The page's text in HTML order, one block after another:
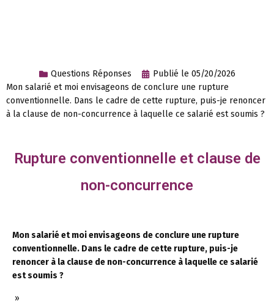
Questions Réponses Publié le 05/20/2026
Mon salarié et moi envisageons de conclure une rupture
conventionnelle. Dans le cadre de cette rupture, puis-je renoncer
à la clause de non-concurrence à laquelle ce salarié est soumis ?
Rupture conventionnelle et clause de
non-concurrence
Mon salarié et moi envisageons de conclure une rupture
conventionnelle. Dans le cadre de cette rupture, puis-je
renoncer à la clause de non-concurrence à laquelle ce salarié
est soumis ?
»